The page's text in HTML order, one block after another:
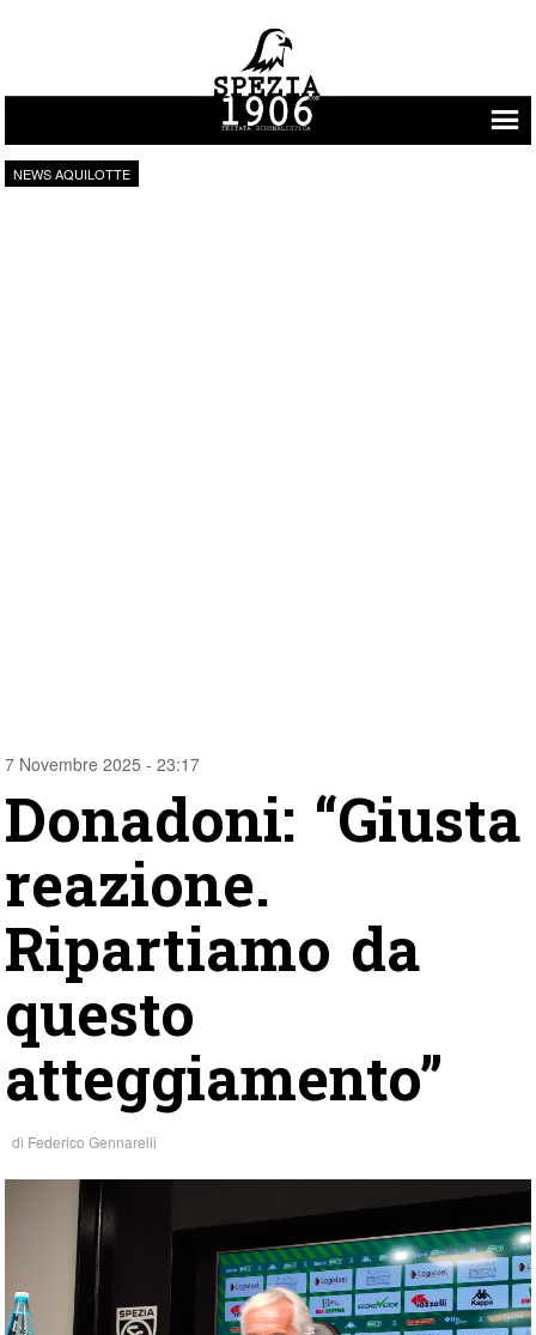
Vai al contenuto
NEWS AQUILOTTE
7 Novembre 2025 - 23:17
Donadoni: “Giusta
reazione.
Ripartiamo da
questo
atteggiamento”
di Federico Gennarelli